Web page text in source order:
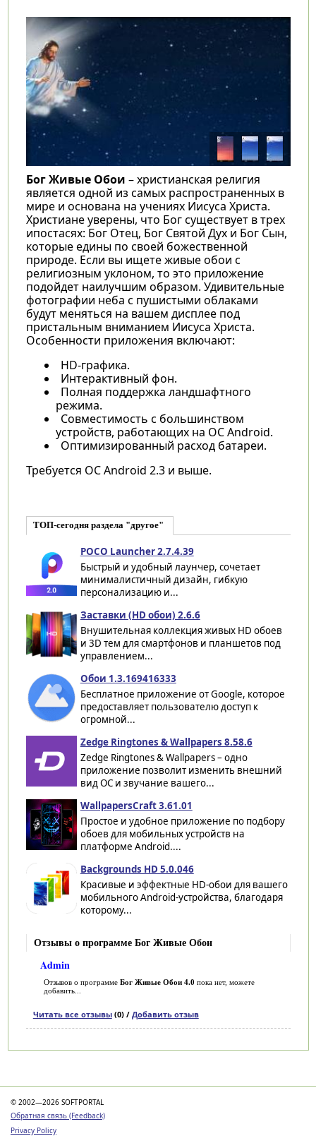
Бог Живые Обои – христианская религия
является одной из самых распространенных в
мире и основана на учениях Иисуса Христа.
Христиане уверены, что Бог существует в трех
ипостасях: Бог Отец, Бог Святой Дух и Бог Сын,
которые едины по своей божественной
природе. Если вы ищете живые обои с
религиозным уклоном, то это приложение
подойдет наилучшим образом. Удивительные
фотографии неба с пушистыми облаками
будут меняться на вашем дисплее под
пристальным вниманием Иисуса Христа.
Особенности приложения включают:
HD-графика.
Интерактивный фон.
Полная поддержка ландшафтного
режима.
Совместимость с большинством
устройств, работающих на ОС Android.
Оптимизированный расход батареи.
Требуется ОС Android 2.3 и выше.
ТОП-сегодня раздела "другое"
POCO Launcher 2.7.4.39
Быстрый и удобный лаунчер, сочетает
минималистичный дизайн, гибкую
персонализацию и...
Заставки (HD обои) 2.6.6
Внушительная коллекция живых HD обоев
и 3D тем для смартфонов и планшетов под
управлением...
Обои 1.3.169416333
Бесплатное приложение от Google, которое
предоставляет пользователю доступ к
огромной...
Zedge Ringtones & Wallpapers 8.58.6
Zedge Ringtones & Wallpapers – одно
приложение позволит изменить внешний
вид ОС и звучание вашего...
WallpapersCraft 3.61.01
Простое и удобное приложение по подбору
обоев для мобильных устройств на
платформе Android....
Backgrounds HD 5.0.046
Красивые и эффектные HD-обои для вашего
мобильного Android-устройства, благодаря
которому...
Отзывы о программе Бог Живые Обои
Admin
Отзывов о программе Бог Живые Обои 4.0 пока нет, можете
добавить...
Читать все отзывы(0) / Добавить отзыв
© 2002—2026 SOFTPORTAL
Обратная связь (Feedback)
Privacy Policy